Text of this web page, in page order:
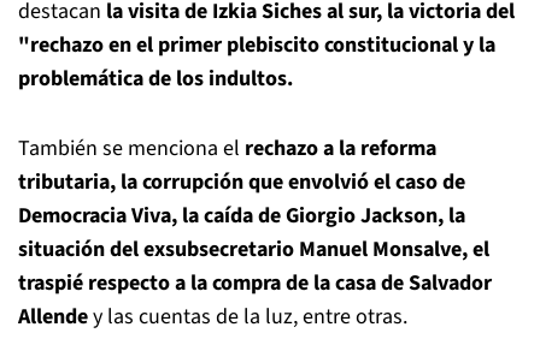
destacan la visita de Izkia Siches al sur, la victoria del
"rechazo en el primer plebiscito constitucional y la
problemática de los indultos.
También se menciona el rechazo a la reforma
tributaria, la corrupción que envolvió el caso de
Democracia Viva, la caída de Giorgio Jackson, la
situación del exsubsecretario Manuel Monsalve, el
traspié respecto a la compra de la casa de Salvador
Allendey las cuentas de la luz, entre otras.